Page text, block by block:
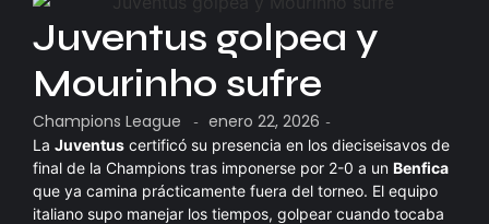
Juventus golpea y
Mourinho sufre
Champions League - enero 22, 2026 -
La Juventus certificó su presencia en los dieciseisavos de
final de la Champions tras imponerse por 2-0 a un Benfica
que ya camina prácticamente fuera del torneo. El equipo
italiano supo manejar los tiempos, golpear cuando tocaba